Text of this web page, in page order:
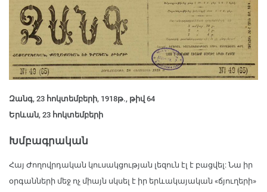
Զանգ, 23 հոկտեմբերի, 1918թ., թիվ 64
Երևան, 23 հոկտեմբերի
Խմբագրական
Հայ Ժողովրդական կուսակցության լեզուն էլ է բացվել: Նա իր
օրգանների մեջ ոչ միայն սկսել է իր երևակայական «ճյուղերի»